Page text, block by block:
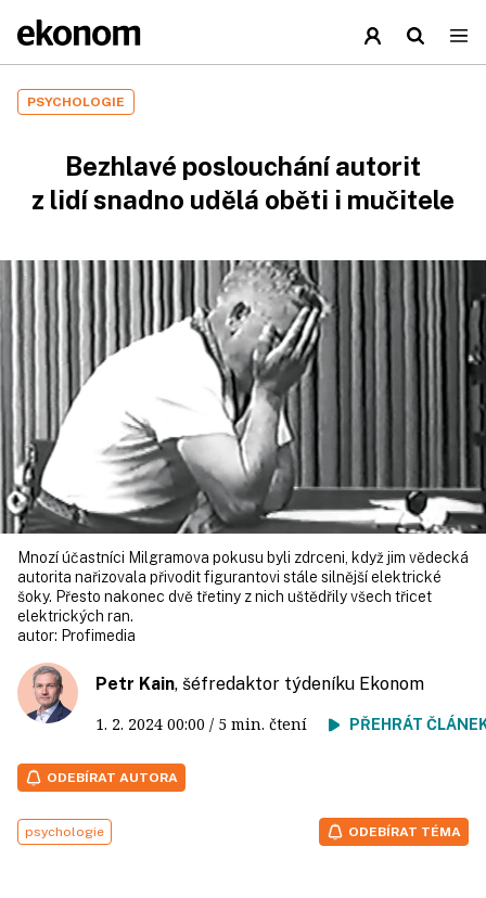
PSYCHOLOGIE
Bezhlavé poslouchání autorit
z lidí snadno udělá oběti i mučitele
Mnozí účastníci Milgramova pokusu byli zdrceni, když jim vědecká
autorita nařizovala přivodit figurantovi stále silnější elektrické
šoky. Přesto nakonec dvě třetiny z nich uštědřily všech třicet
elektrických ran.
autor: Profimedia
Petr Kain, šéfredaktor týdeníku Ekonom
1. 2. 2024 00:00 / 5 min. čtení PŘEHRÁT
ODEBÍRAT AUTORA
psychologie ODEBÍRAT TÉMA